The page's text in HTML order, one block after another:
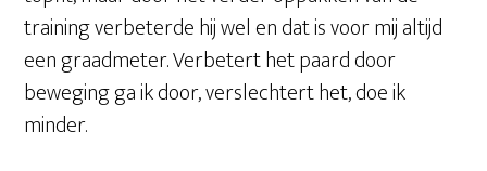
training verbeterde hij wel en dat is voor mij altijd
een graadmeter. Verbetert het paard door
beweging ga ik door, verslechtert het, doe ik
minder.